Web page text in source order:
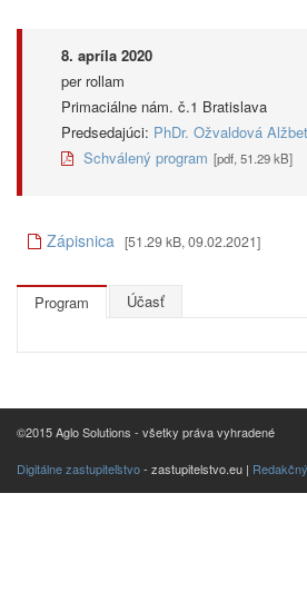
8. apríla 2020
per rollam
Primaciálne nám. č.1 Bratislava
Predsedajúci: PhDr. Ožvaldová
Schválený program [pdf, 51.29 kB]
Zápisnica [51.29 kB, 09.02.2021]
Program Účasť
©2015 Aglo Solutions - všetky práva vyhradené
Digitálne zastupiteľstvo- zastupitelstvo.eu |